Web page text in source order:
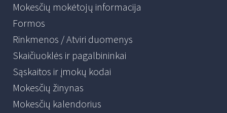
Mokesčių mokėtojų informacija
Formos
Rinkmenos / Atviri duomenys
Skaičiuoklės ir pagalbininkai
Sąskaitos ir įmokų kodai
Mokesčių žinynas
Mokesčių kalendorius